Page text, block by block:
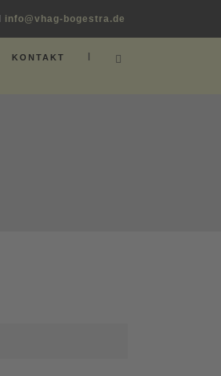
info@vhag-bogestra.de
KONTAKT |